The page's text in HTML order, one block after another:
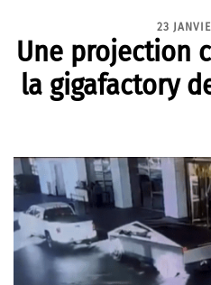
23
Une projection
la gigafactory